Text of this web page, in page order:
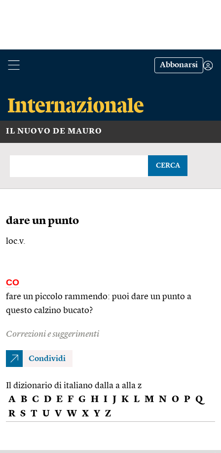
Abbonarsi
IL NUOVO DE MAURO
CERCA
dare un punto
loc.v.
CO
fare un piccolo rammendo: puoi dare un punto a
questo calzino bucato?
Correzioni e suggerimenti
Condividi
Il dizionario di italiano dalla a alla z
A B C D E F G H I J K L M N O P Q
R S T U V W X Y Z